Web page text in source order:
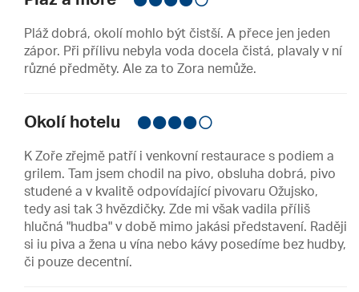
Pláž dobrá, okolí mohlo být čistší. A přece jen jeden
zápor. Při přílivu nebyla voda docela čistá, plavaly v ní
různé předměty. Ale za to Zora nemůže.
Okolí hotelu
K Zoře zřejmě patří i venkovní restaurace s podiem a
grilem. Tam jsem chodil na pivo, obsluha dobrá, pivo
studené a v kvalitě odpovídající pivovaru Ožujsko,
tedy asi tak 3 hvězdičky. Zde mi však vadila příliš
hlučná "hudba" v době mimo jakási představení. Raději
si iu piva a žena u vína nebo kávy posedíme bez hudby,
či pouze decentní.